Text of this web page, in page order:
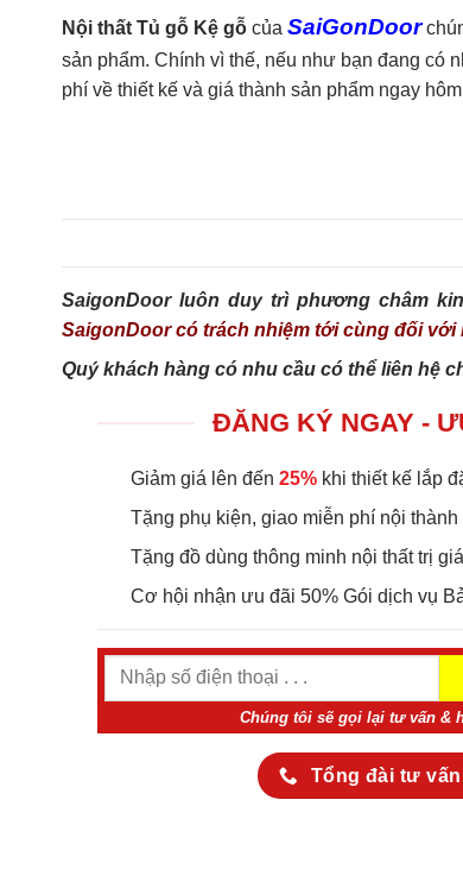
Nội thất Tủ gỗ Kệ gỗ của SaiGonDoor
sản phẩm. Chính vì thế, nếu như bạn đang có
phí về thiết kế và giá thành sản phẩm ngay
SaigonDoor luôn duy trì phương châm
SaigonDoor có trách nhiệm tới cùng đối
Quý khách hàng có nhu cầu có thể liên hệ
ĐĂNG KÝ NGAY -
Giảm giá lên đến 25% khi thiết kế lắp
Tặng phụ kiện, giao miễn phí nội thành
Tặng đồ dùng thông minh nội thất trị giá
Cơ hội nhận ưu đãi 50% Gói dịch vụ
Chúng tôi sẽ gọi lại tư vấn &
Tổng đài tư